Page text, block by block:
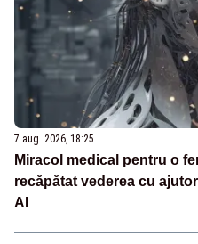
7 aug. 2026, 18:25
Miracol medical pentru o
recăpătat vederea cu
AI